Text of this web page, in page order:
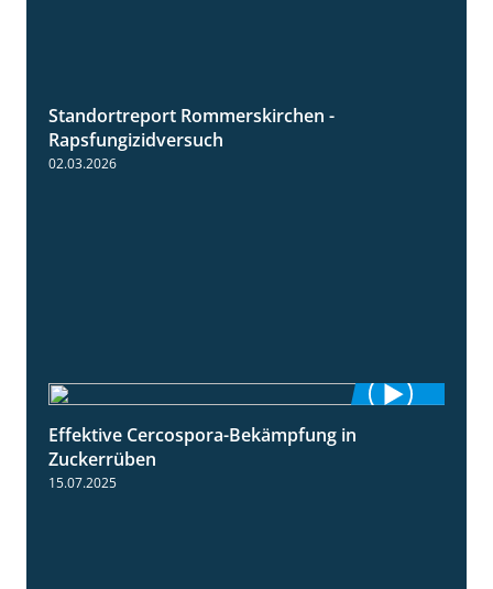
Standortreport Rommerskirchen -
Rapsfungizidversuch
02.03.2026
Effektive Cercospora-Bekämpfung in
Zuckerrüben
15.07.2025